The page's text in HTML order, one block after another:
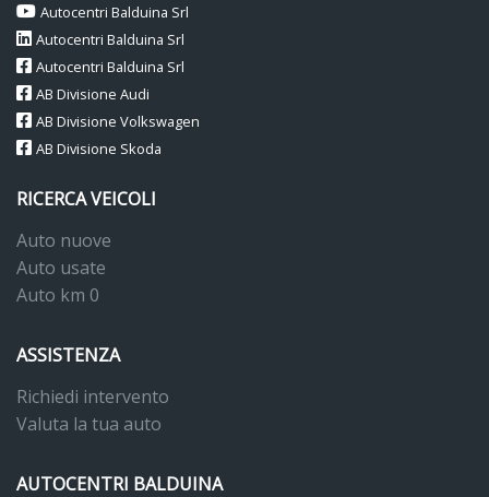
Autocentri Balduina Srl
Autocentri Balduina Srl
Autocentri Balduina Srl
AB Divisione Audi
AB Divisione Volkswagen
AB Divisione Skoda
RICERCA VEICOLI
Auto nuove
Auto usate
Auto km 0
ASSISTENZA
Richiedi intervento
Valuta la tua auto
AUTOCENTRI BALDUINA